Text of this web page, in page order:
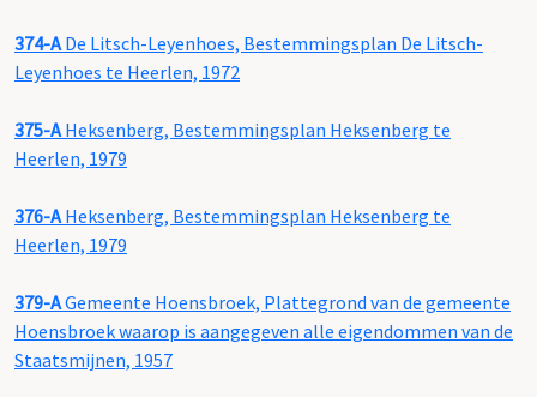
374-ADe Litsch-Leyenhoes, Bestemmingsplan De Litsch-
Leyenhoes te Heerlen, 1972
375-AHeksenberg, Bestemmingsplan Heksenberg te
Heerlen, 1979
376-AHeksenberg, Bestemmingsplan Heksenberg te
Heerlen, 1979
379-AGemeente Hoensbroek, Plattegrond van de gemeente
Hoensbroek waarop is aangegeven alle eigendommen van de
Staatsmijnen, 1957